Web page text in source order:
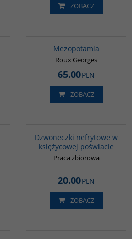
ZOBACZ
Mezopotamia
Roux Georges
65.00PLN
ZOBACZ
Dzwoneczki nefrytowe w
księżycowej poświacie
Praca zbiorowa
20.00PLN
ZOBACZ